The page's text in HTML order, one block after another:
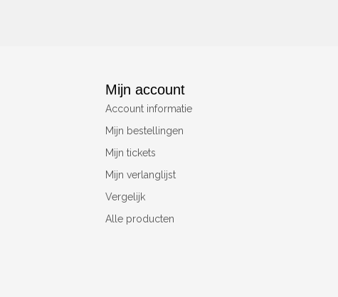
Mijn account
Account informatie
Mijn bestellingen
Mijn tickets
Mijn verlanglijst
Vergelijk
Alle producten